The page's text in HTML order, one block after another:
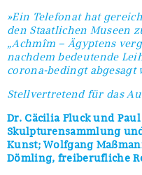
»Ein Telefonat hat
den Staatlichen Museen
„Achmîm – Ägyptens
nachdem bedeutende
corona-bedingt abgesagt
Stellvertretend für das
Dr. Cäcilia Fluck und
Skulpturensammlung
Kunst; Wolfgang
Dömling, freiberufliche